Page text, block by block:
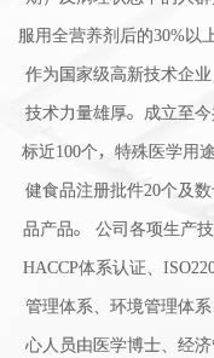
服用全营养剂后的30%以
作为国家级高新技术企
技术力量雄厚。成立至
标近100个，特殊医学用
健食品注册批件20个及
品产品。 公司各项生产
HACCP体系认证、
管理体系、环境管理体
心人员由医学博士、经